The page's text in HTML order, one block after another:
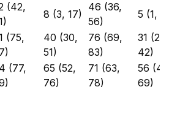
(42,
8 (3, 17)
46 (36,
56)
5 (1,
(75,
40 (30,
51)
76 (69,
83)
31 (22,
42)
(77,
65 (52,
76)
71 (63,
78)
56
69)